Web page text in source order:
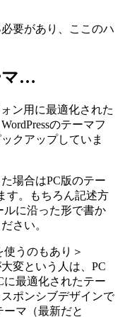
必要があり、ここのハ
マ…
ォン用に最適化された
のテーマフ
クアップしていま
場合はPC版のテー
す。もちろん記述方
ルに沿った形で書か
さい。
使うのもあり＞
変という人は、PC
に最適化されたテー
ポンシブデザインで
ーマ（最新だと